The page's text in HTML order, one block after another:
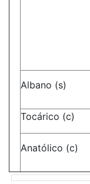
Albano (s)
Tocárico (c)
Anatólico (c)